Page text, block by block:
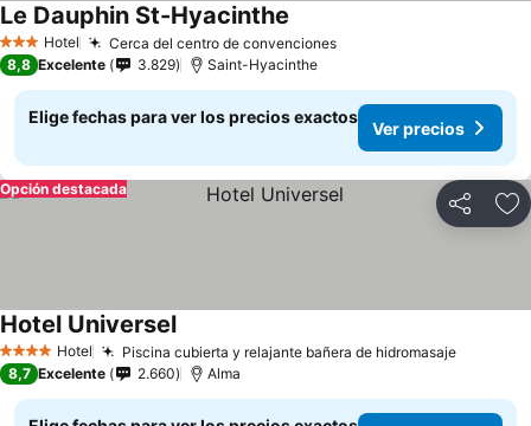
3 Estrellas
Hotel Cerca del centro de convenciones
Le Dauphin St-Hyacinthe
8,8 Excelente 3.829 Saint-Hyacinthe
Elige fechas para ver los precios exactos
Ver precios
Compartir
Opción destacada
4 EstrellasHotel Piscina cubierta y relajante bañera de hidromasaje
Hotel Universel
8,7 Excelente 2.660 Alma